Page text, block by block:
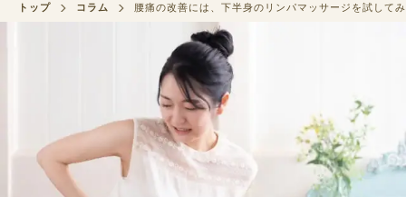
トップ コラム 腰痛の改善には、下半身のリンパマッサージを試して